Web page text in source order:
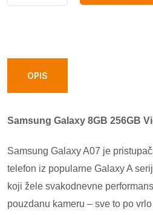
OPIS
Samsung Galaxy 8GB 256GB
Samsung Galaxy A07 je
telefon iz popularne Galaxy A
koji žele svakodnevne
pouzdanu kameru – sve to po